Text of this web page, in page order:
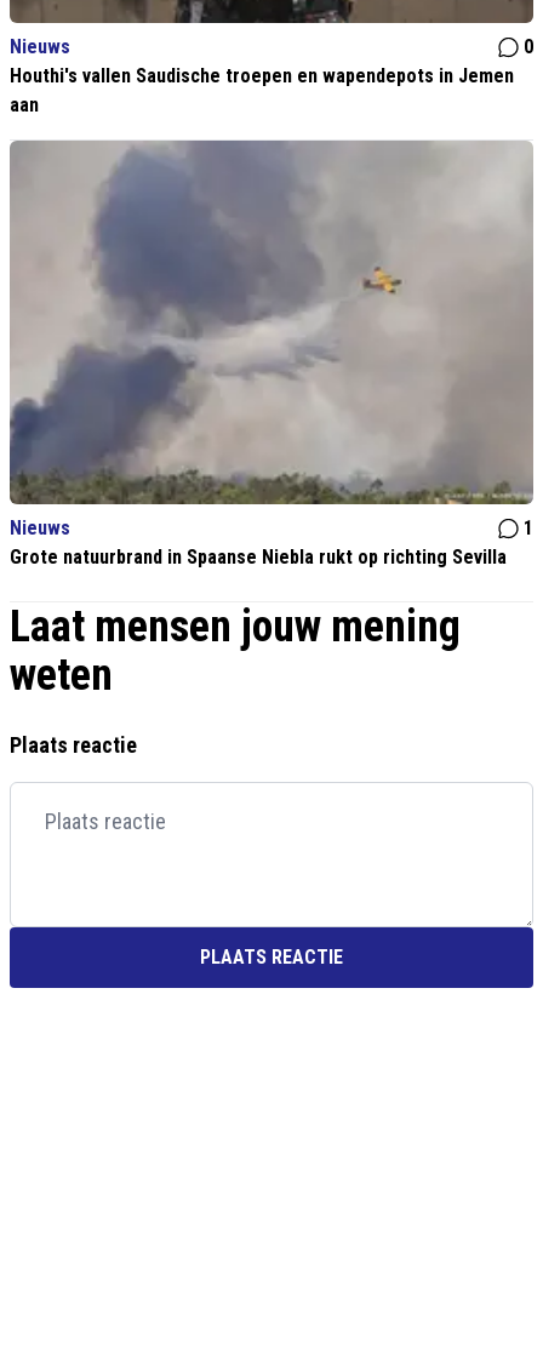
Nieuws
0
Houthi's vallen Saudische troepen en wapendepots in Jemen
aan
Nieuws
1
Grote natuurbrand in Spaanse Niebla rukt op richting Sevilla
Laat mensen jouw mening
weten
Plaats reactie
PLAATS REACTIE